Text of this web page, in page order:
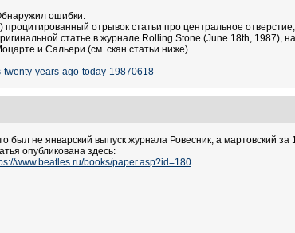
ошибки:
процитированный отрывок статьи про центральное
статье в журнале Rolling Stone (June 18th, 1987),
и Сальери (см. скан статьи ниже).
twenty-years-ago-today-19870618
был не январский выпуск журнала Ровесник, а мартовский за
опубликована здесь:
www.beatles.ru/books/paper.asp?id=180